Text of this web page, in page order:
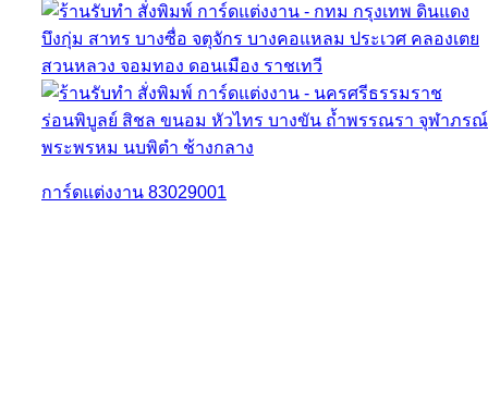
การ์ดแต่งงาน 83029001